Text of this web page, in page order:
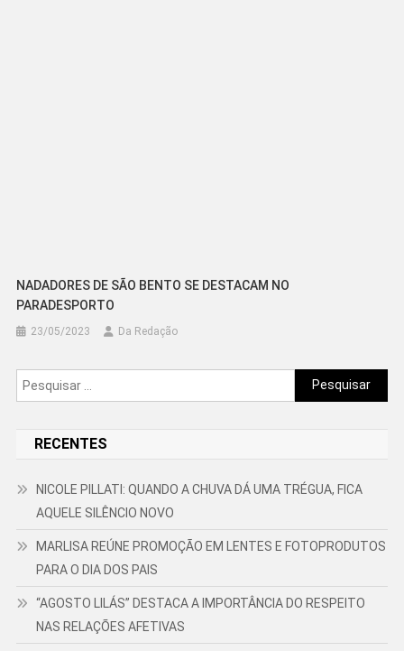
NADADORES DE SÃO BENTO SE DESTACAM NO
PARADESPORTO
23/05/2023 Da Redação
Pesquisar
por:
RECENTES
NICOLE PILLATI: QUANDO A CHUVA DÁ UMA TRÉGUA, FICA
AQUELE SILÊNCIO NOVO
MARLISA REÚNE PROMOÇÃO EM LENTES E FOTOPRODUTOS
PARA O DIA DOS PAIS
“AGOSTO LILÁS” DESTACA A IMPORTÂNCIA DO RESPEITO
NAS RELAÇÕES AFETIVAS